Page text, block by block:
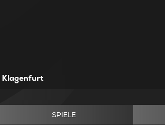
Klagenfurt
SPIELE